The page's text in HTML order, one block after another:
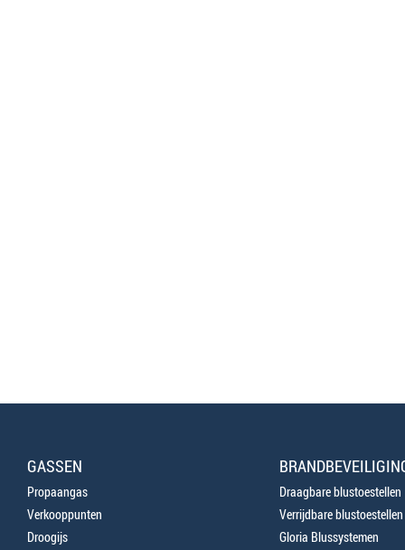
GASSEN
Propaangas
Verkooppunten
Droogijs
Draagbare blustoestellen
Verrijdbare blustoestellen
Gloria Blussystemen